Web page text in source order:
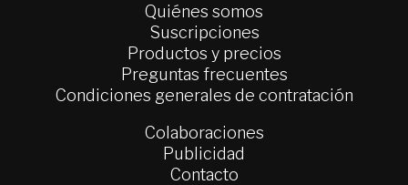
Quiénes somos
Suscripciones
Productos y precios
Preguntas frecuentes
Condiciones generales de contratación
Colaboraciones
Publicidad
Contacto